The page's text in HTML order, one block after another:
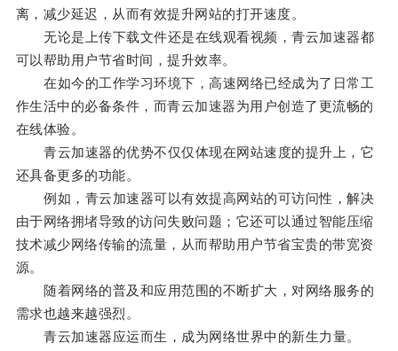
离，减少延迟，从而有效提升网站的打开速度。
无论是上传下载文件还是在线观看视频，青云加速器都
可以帮助用户节省时间，提升效率。
在如今的工作学习环境下，高速网络已经成为了日常工
作生活中的必备条件，而青云加速器为用户创造了更流畅的
在线体验。
青云加速器的优势不仅仅体现在网站速度的提升上，它
还具备更多的功能。
例如，青云加速器可以有效提高网站的可访问性，解决
由于网络拥堵导致的访问失败问题；它还可以通过智能压缩
技术减少网络传输的流量，从而帮助用户节省宝贵的带宽资
源。
随着网络的普及和应用范围的不断扩大，对网络服务的
需求也越来越强烈。
青云加速器应运而生，成为网络世界中的新生力量。